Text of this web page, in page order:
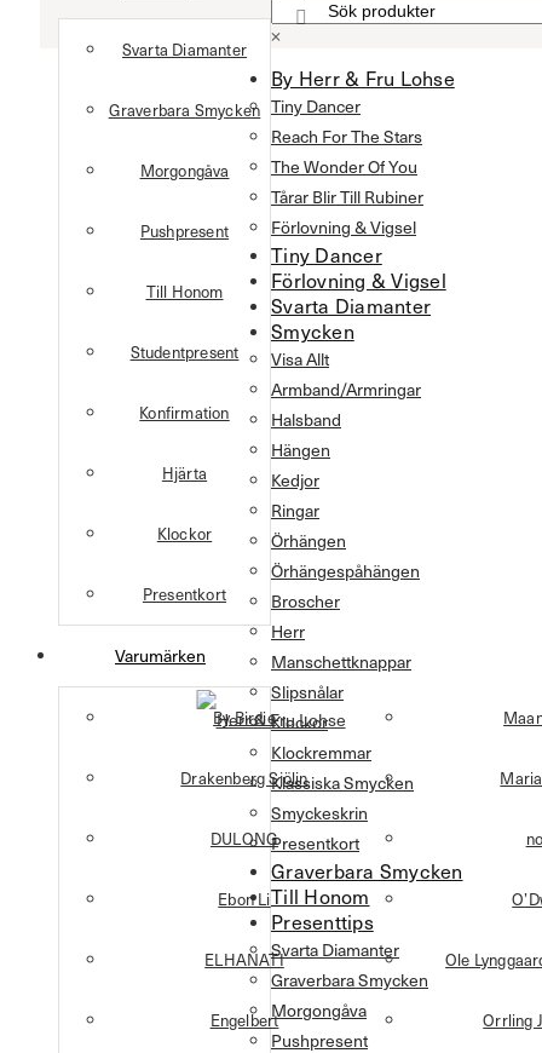
Svarta Diamanter
Graverbara Smycken
Morgongåva
Pushpresent
Till Honom
Studentpresent
Konfirmation
Hjärta
Klockor
Presentkort
Varumärken
By Birdie
Drakenberg Sjölin
DULONG
Ebon Li
ELHANATI
Engelbert
Ole
Orrling
×
By Herr & Fru Lohse
Tiny Dancer
Reach For The Stars
The Wonder Of You
Tårar Blir Till Rubiner
Förlovning & Vigsel
Tiny Dancer
Förlovning & Vigsel
Svarta Diamanter
Smycken
Visa Allt
Armband/Armringar
Halsband
Hängen
Kedjor
Ringar
Örhängen
Örhängespåhängen
Broscher
Herr
Manschettknappar
Slipsnålar
Klockor
Klockremmar
Klassiska Smycken
Smyckeskrin
Presentkort
Graverbara Smycken
Till Honom
Presenttips
Svarta Diamanter
Graverbara Smycken
Morgongåva
Pushpresent